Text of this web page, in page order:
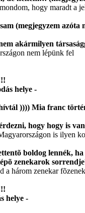
hogy maradt
(megjegyzem
akármilyen
nem lépünk fel
helye -
)))) Mia franc
hogy hogy is
is ilyen
boldog lennék,
zenekarok
a három zenekar
helye -